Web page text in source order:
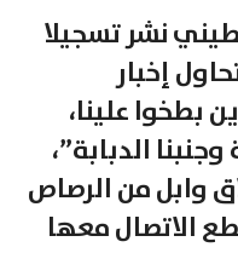
نشر تسجيلا
إخبار
بطخوا علينا،
وجنبنا الدبابة”،
وابل من الرصاص
الاتصال معها